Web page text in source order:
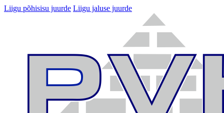
Liigu põhisisu juurde Liigu jaluse juurde